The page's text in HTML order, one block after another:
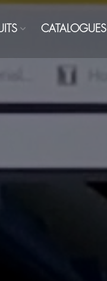
CATALOGUES